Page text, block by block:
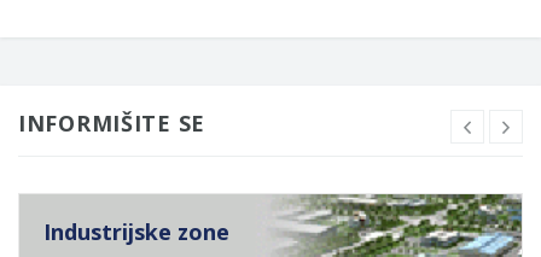
INFORMIŠITE SE
Industrijske zone